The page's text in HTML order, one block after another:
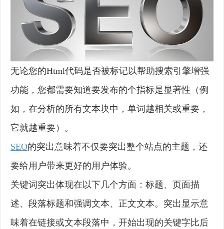
无论您的Html代码是否被标记以帮助搜索引擎增强
功能，您都需要知道要发布的个指标是显著性（例
如，在分析的所有文本块中，单词越相关或重要，
它就越重要）。
SEO的突出意味着不仅要突出整个站点的主题，还
要给用户带来更好的用户体验。
关键词突出体现在以下几个方面：标题、页面描
述、段落标题和强调文本、正文文本。突出显示意
味着在链接或文本段落中，开始出现的关键字比后